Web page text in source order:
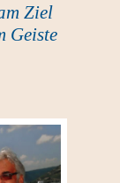
Ziel
Geiste